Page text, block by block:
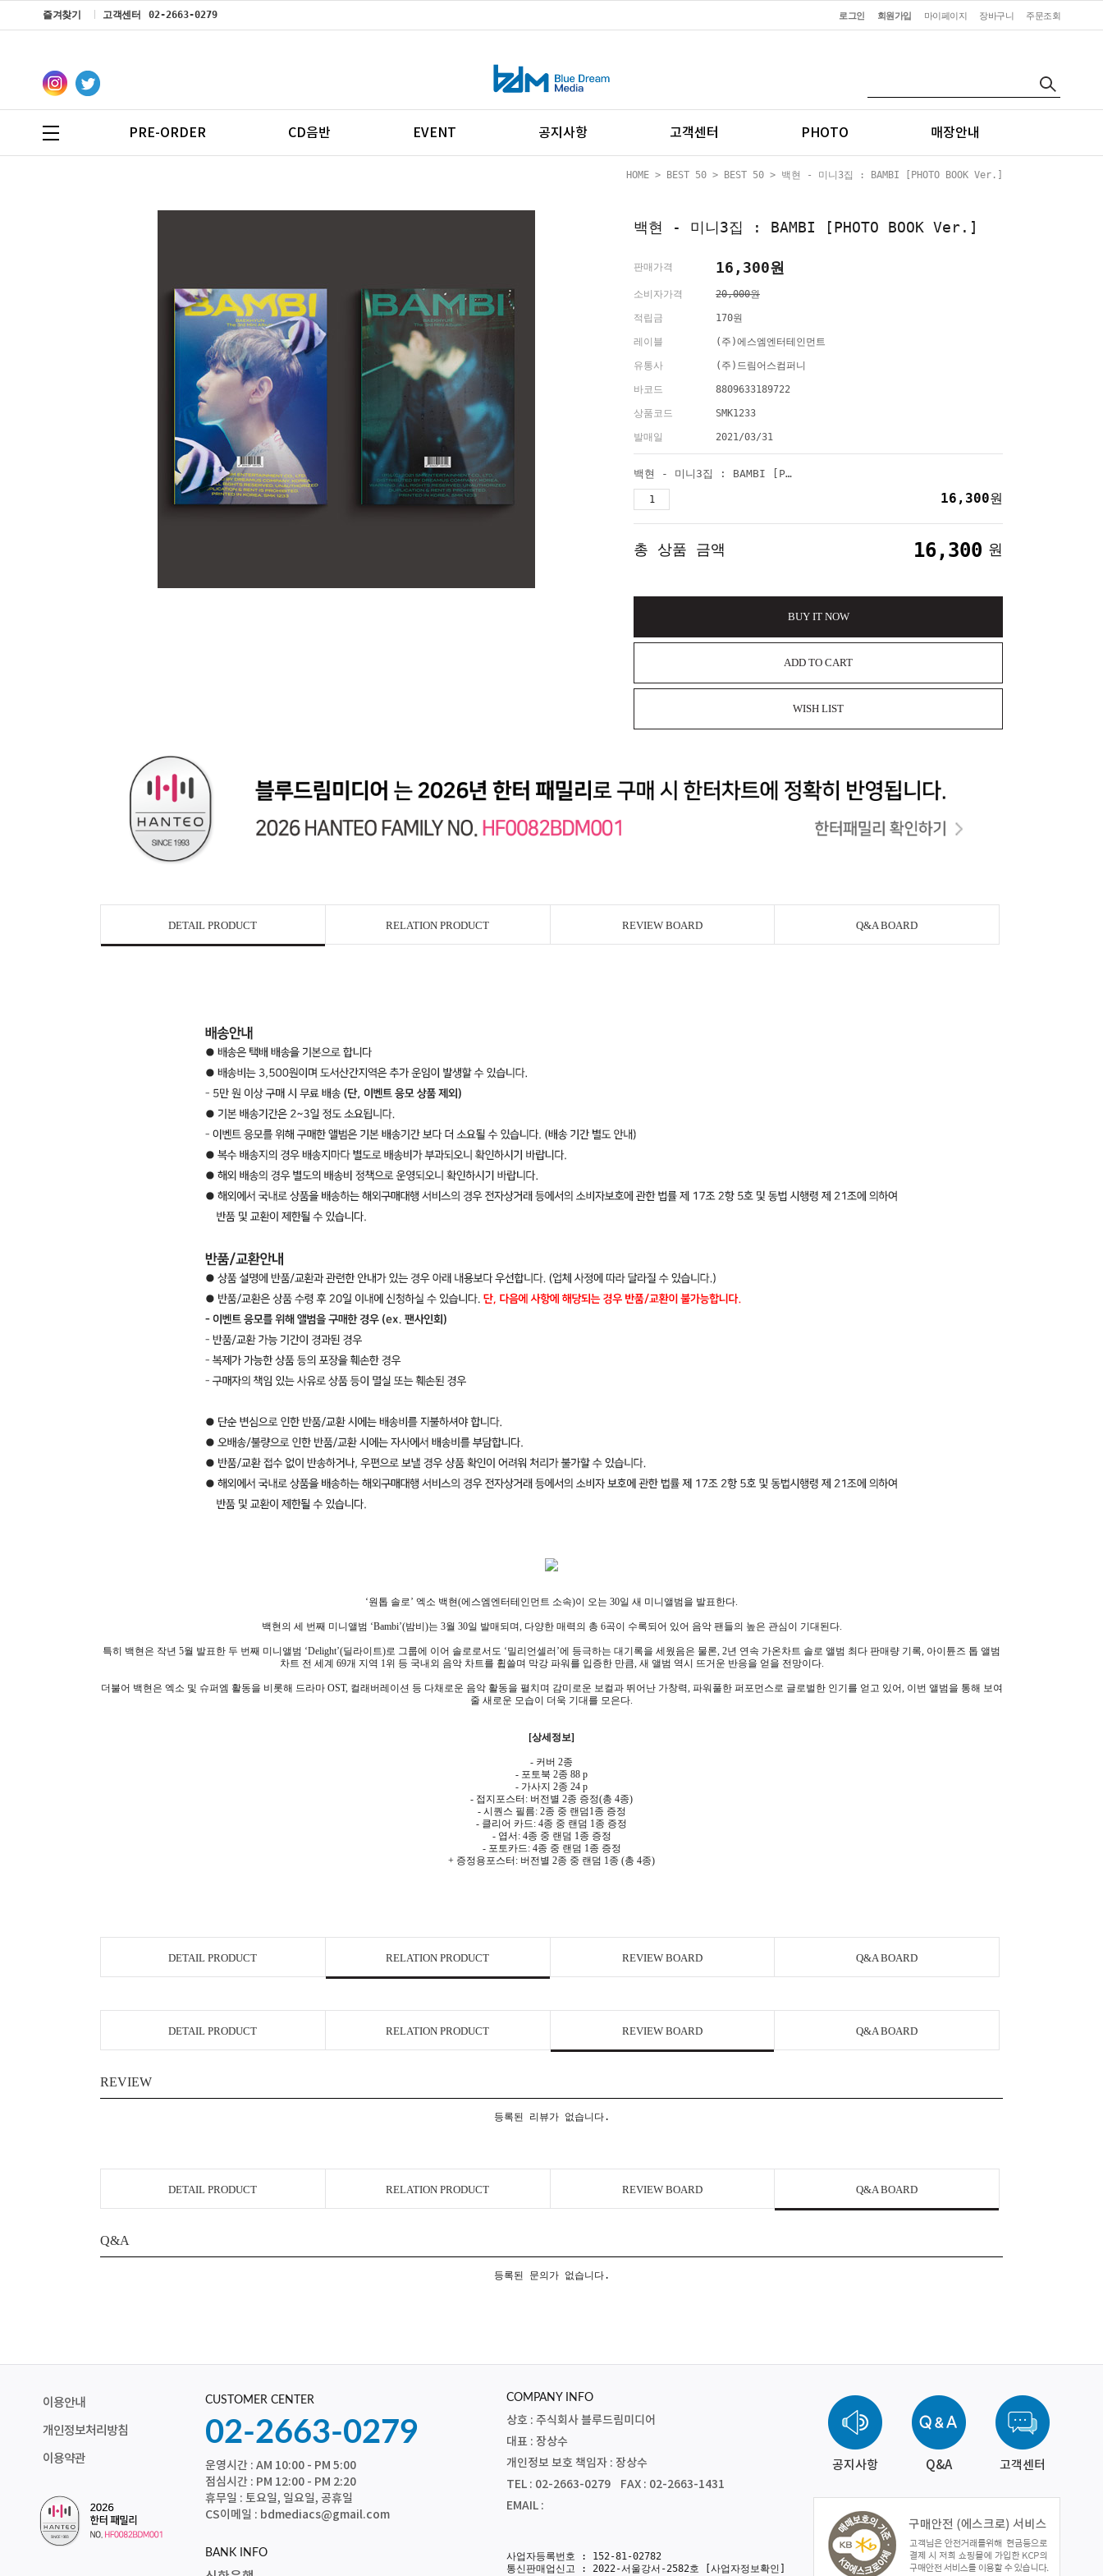
즐겨찾기 고객센터 02-2663-0279 로그인 회원가입 마이페이지 장바구니 주문조회
PRE-ORDER CD음반 EVENT 공지사항 고객센터 PHOTO 매장안내
HOME > BEST 50 > BEST 50 > 백현 - 미니3집 : BAMBI [PHOTO BOOK Ver.]
백현 - 미니3집 : BAMBI [PHOTO BOOK Ver.]
판매가격 16,300원
소비자가격 20,000원
적립금 170원
레이블 (주)에스엠엔터테인먼트
유통사 (주)드림어스컴퍼니
바코드 8809633189722
상품코드 SMK1233
발매일 2021/03/31
백현 - 미니3집 : BAMBI [PHOTO BOOK Ver.]
16,300원
총 상품 금액 16,300 원
BUY IT NOW
ADD TO CART
WISH LIST
DETAIL PRODUCT RELATION PRODUCT REVIEW BOARD Q&A BOARD
‘원톱 솔로’ 엑소 백현(에스엠엔터테인먼트 소속)이 오는 30일 새 미니앨범을 발표한다.
백현의 세 번째 미니앨범 ‘Bambi’(밤비)는 3월 30일 발매되며, 다양한 매력의 총 6곡이 수록되어 있어 음악 팬들의 높은 관심이 기대된다.
특히 백현은 작년 5월 발표한 두 번째 미니앨범 ‘Delight’(딜라이트)로 그룹에 이어 솔로로서도 ‘밀리언셀러’에 등극하는 대기록을 세웠음은 물론, 2년 연속 가온차트 솔로 앨범 최다 판매량 기록, 아이튠즈 톱 앨범
차트 전 세계 69개 지역 1위 등 국내외 음악 차트를 휩쓸며 막강 파워를 입증한 만큼, 새 앨범 역시 뜨거운 반응을 얻을 전망이다.
더불어 백현은 엑소 및 슈퍼엠 활동을 비롯해 드라마 OST, 컬래버레이션 등 다채로운 음악 활동을 펼치며 감미로운 보컬과 뛰어난 가창력, 파워풀한 퍼포먼스로 글로벌한 인기를 얻고 있어, 이번 앨범을 통해 보여
줄 새로운 모습이 더욱 기대를 모은다.
[상세정보]
- 커버 2종
- 포토북 2종 88 p
- 가사지 2종 24 p
- 접지포스터: 버전별 2종 증정(총 4종)
- 시퀀스 필름: 2종 중 랜덤1종 증정
- 클리어 카드: 4종 중 랜덤 1종 증정
- 엽서: 4종 중 랜덤 1종 증정
- 포토카드: 4종 중 랜덤 1종 증정
+ 증정용포스터: 버전별 2종 중 랜덤 1종 (총 4종)
DETAIL PRODUCT RELATION PRODUCT REVIEW BOARD Q&A BOARD
DETAIL PRODUCT RELATION PRODUCT REVIEW BOARD Q&A BOARD
REVIEW
등록된 리뷰가 없습니다.
DETAIL PRODUCT RELATION PRODUCT REVIEW BOARD Q&A BOARD
Q&A
등록된 문의가 없습니다.
이용안내
개인정보처리방침
이용약관
CUSTOMER CENTER
02-2663-0279
운영시간 : AM 10:00 - PM 5:00
점심시간 : PM 12:00 - PM 2:20
휴무일 : 토요일, 일요일, 공휴일
CS이메일 : bdmediacs@gmail.com
BANK INFO
COMPANY INFO
상호 : 주식회사 블루드림미디어
대표 : 장상수
개인정보 보호 책임자 : 장상수
TEL : 02-2663-0279 FAX : 02-2663-1431
EMAIL :
사업자등록번호 : 152-81-02782
통신판매업신고 : 2022-서울강서-2582호
[사업자정보확인]
공지사항 Q&A 고객센터